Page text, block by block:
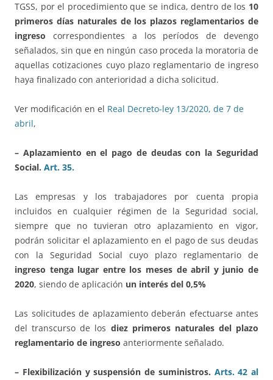
TGSS, por el procedimiento que se indica, dentro de los 10
primeros días naturales de los plazos reglamentarios de
ingreso correspondientes a los períodos de devengo
señalados, sin que en ningún caso proceda la moratoria de
aquellas cotizaciones cuyo plazo reglamentario de ingreso
haya finalizado con anterioridad a dicha solicitud.
Ver modificación en el Real Decreto-ley 13/2020, de 7 de
abril,
– Aplazamiento en el pago de deudas con la Seguridad
Social. Art. 35.
Las empresas y los trabajadores por cuenta propia
incluidos en cualquier régimen de la Seguridad social,
siempre que no tuvieran otro aplazamiento en vigor,
podrán solicitar el aplazamiento en el pago de sus deudas
con la Seguridad Social cuyo plazo reglamentario de
ingreso tenga lugar entre los meses de abril y junio de
2020, siendo de aplicación un interés del 0,5%
Las solicitudes de aplazamiento deberán efectuarse antes
del transcurso de los diez primeros naturales del plazo
reglamentario de ingreso anteriormente señalado.
– Flexibilización y suspensión de suministros. Arts. 42 al